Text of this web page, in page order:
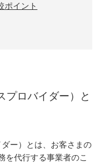
ポイント
プロバイダー）と
ー）とは、お客さまの
を代行する事業者のこ